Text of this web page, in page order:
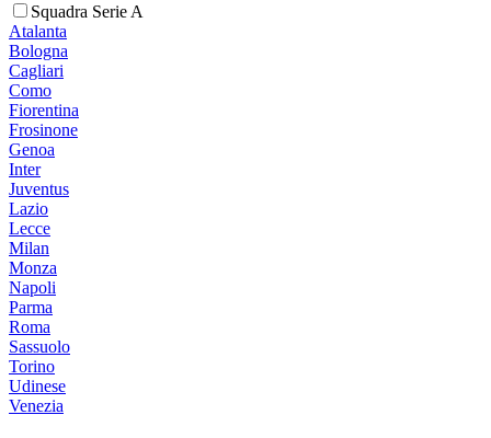
Squadra Serie A
Atalanta
Bologna
Cagliari
Como
Fiorentina
Frosinone
Genoa
Inter
Juventus
Lazio
Lecce
Milan
Monza
Napoli
Parma
Roma
Sassuolo
Torino
Udinese
Venezia